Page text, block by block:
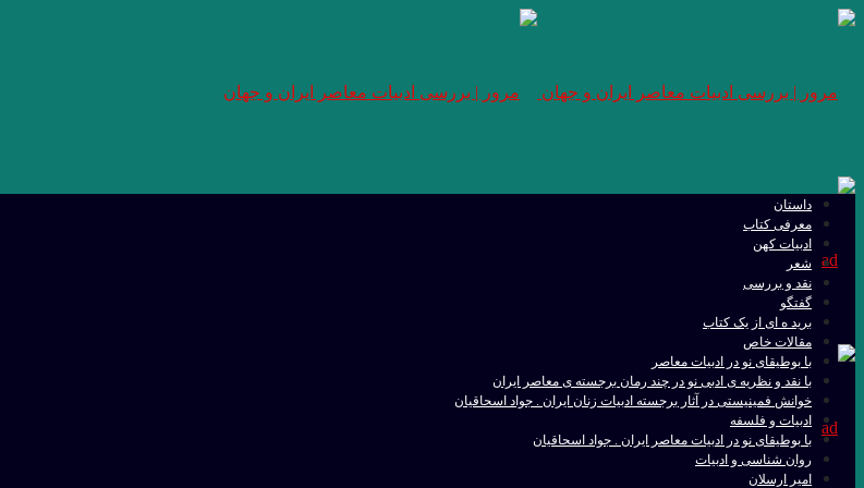
داستان
معرفی کتاب
ادبیات کهن
شعر
نقد و بررسی
گفتگو
برید ه ای از یک کتاب
مقالات خاص
با بوطیقای نو در ادبیات معاصر
با نقد و نظریه ی ادبی نو در چند رمان برجسته ی معاصر ایران
خوانش فمینیستی در آثار برجسته ادبیات زنان ایران . جواد اسحاقیان
ادبیات و فلسفه
با بوطیقای نو در ادبیات معاصر ایران . جواد اسحاقیان
روان شناسی و ادبیات
امیر ارسلان